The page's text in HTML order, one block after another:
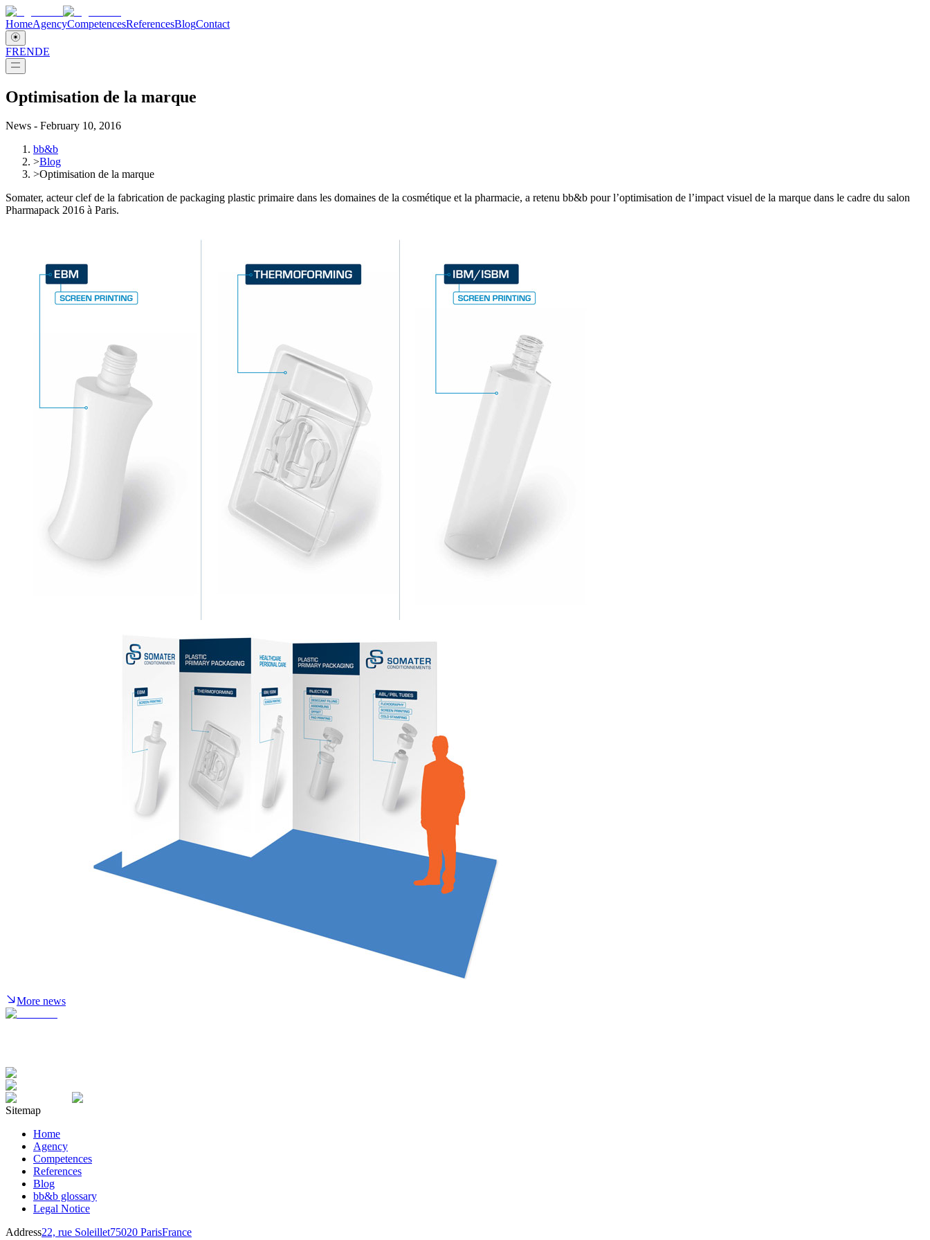
HomeAgencyCompetencesReferencesBlogContact
FRENDE
Optimisation de la marque
News - February 10, 2016
bb&b
>Blog
>Optimisation de la marque
Somater, acteur clef de la fabrication de packaging plastic primaire dans les domaines de la cosmétique et la pharmacie, a retenu bb&b pour l’optimisation de l’impact visuel de la marque dans le cadre du salon
Pharmapack 2016 à Paris.
More news
Sitemap
Home
Agency
Competences
References
Blog
bb&b glossary
Legal Notice
Address22, rue Soleillet75020 ParisFrance